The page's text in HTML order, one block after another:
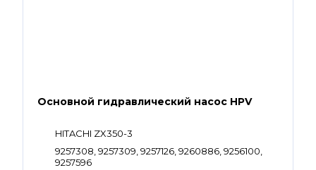
Основной гидравлический насос HPV
HITACHI ZX350-3
9257308, 9257309, 9257126, 9260886, 9256100,
9257596